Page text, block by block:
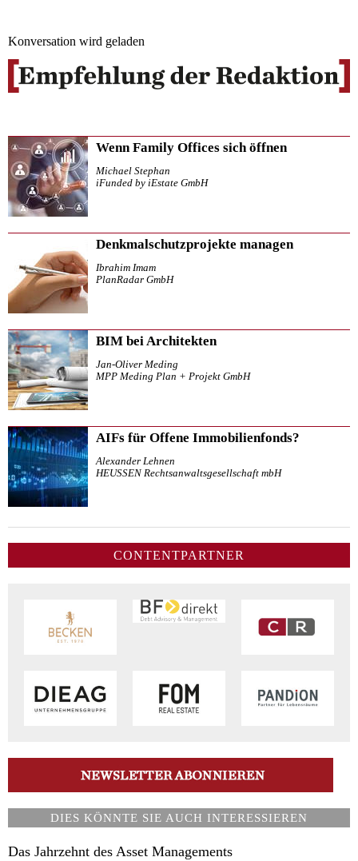
Konversation wird geladen
Wenn Family Offices sich öffnen
Michael Stephan
iFunded by iEstate GmbH
Denkmalschutzprojekte managen
Ibrahim Imam
PlanRadar GmbH
BIM bei Architekten
Jan-Oliver Meding
MPP Meding Plan + Projekt GmbH
AIFs für Offene Immobilienfonds?
Alexander Lehnen
HEUSSEN Rechtsanwaltsgesellschaft mbH
CONTENTPARTNER
DIES KÖNNTE SIE AUCH INTERESSIEREN
Das Jahrzehnt des Asset Managements